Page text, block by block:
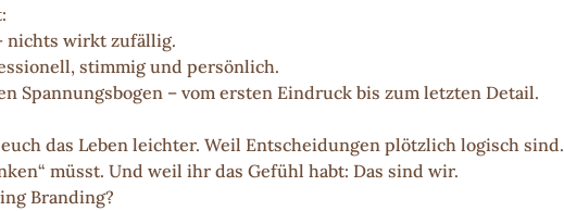
nichts wirkt zufällig.
stimmig und persönlich.
Spannungsbogen – vom ersten Eindruck bis zum letzten Detail.
das Leben leichter. Weil Entscheidungen plötzlich logisch sind.
müsst. Und weil ihr das Gefühl habt: Das sind wir.
Branding?